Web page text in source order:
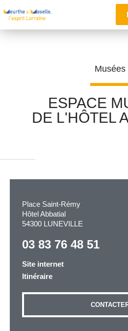
Musées
ESPACE
DE L'HÔTEL
Place Saint-Rémy
Hôtel Abbatial
54300 LUNEVILLE
03 83 76 48 51
Site internet
Itinéraire
Nom*
Téléphone